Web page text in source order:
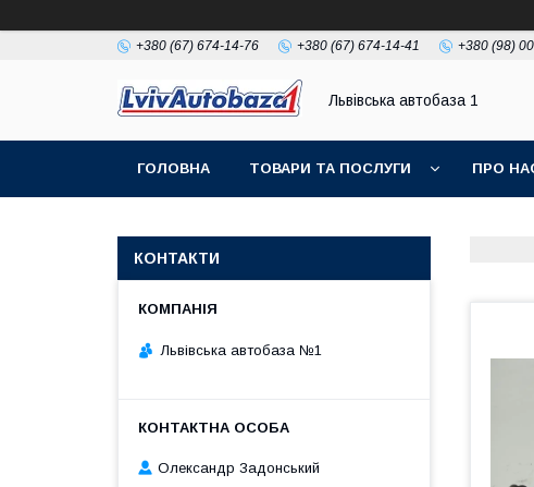
+380 (67) 674-14-76 +380 (67) 674-14-41 +380 (98)
Львівська автобаза 1
ГОЛОВНА ТОВАРИ ТА ПОСЛУГИ ПРО
КОНТАКТИ
Львівська автобаза №1
Олександр Задонський